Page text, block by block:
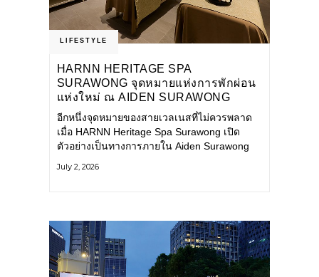
LIFESTYLE
HARNN HERITAGE SPA
SURAWONG จุดหมายแห่งการพักผ่อน
แห่งใหม่ ณ AIDEN SURAWONG
BANGKOK
อีกหนึ่งจุดหมายของสายเวลเนสที่ไม่ควรพลาด
เมื่อ HARNN Heritage Spa Surawong เปิด
ตัวอย่างเป็นทางการภายใน Aiden Surawong
ของเมืองใหญ่ มาสัมผัสประสบการณ์การพักผ่อน
July 2, 2026